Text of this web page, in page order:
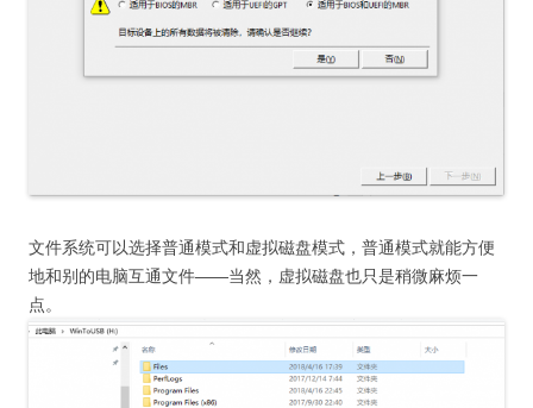
文件系统可以选择普通模式和虚拟磁盘模式，普通模式就能方便
地和别的电脑互通文件——当然，虚拟磁盘也只是稍微麻烦一
点。